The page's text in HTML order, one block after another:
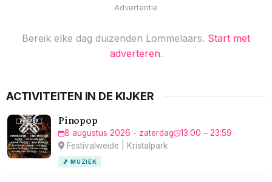
Advertentie
Bereik elke dag duizenden Lommelaars. Start met
adverteren.
ACTIVITEITEN IN DE KIJKER
Pinopop
8 augustus 2026 - zaterdag
13:00 – 23:59
Festivalweide | Kristalpark
🎵 MUZIEK